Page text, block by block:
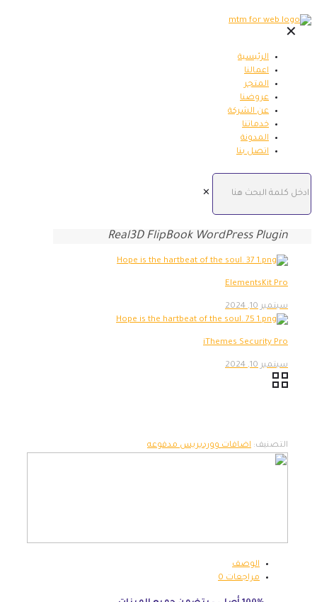
✕
الرئيسية
اعمالنا
المتجر
عروضنا
عن الشركة
خدماتنا
المدونة
اتصل بنا
✕
Real3D FlipBook WordPress Plugin
ElementsKit Pro
سبتمبر 10, 2024
iThemes Security Pro
سبتمبر 10, 2024
التصنيف: اضافات ووردبريس مدفوعه
الوصف
مراجعات0